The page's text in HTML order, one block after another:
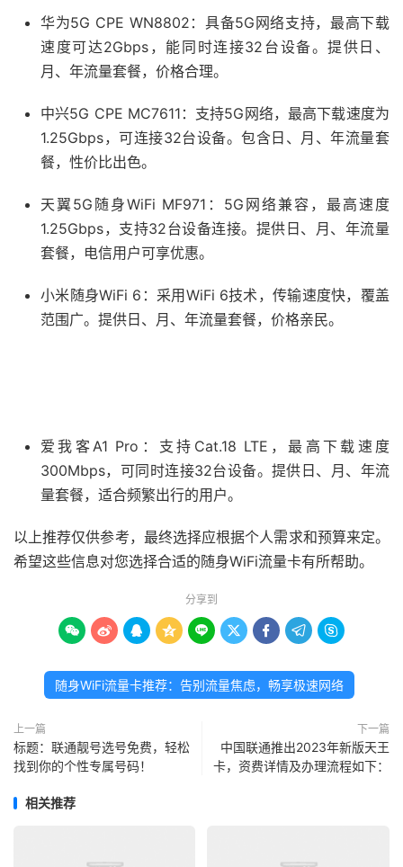
华为5G CPE WN8802：具备5G网络支持，最高下载
速度可达2Gbps，能同时连接32台设备。提供日、
月、年流量套餐，价格合理。
中兴5G CPE MC7611：支持5G网络，最高下载速度为
1.25Gbps，可连接32台设备。包含日、月、年流量套
餐，性价比出色。
天翼5G随身WiFi MF971：5G网络兼容，最高速度
1.25Gbps，支持32台设备连接。提供日、月、年流量
套餐，电信用户可享优惠。
小米随身WiFi 6：采用WiFi 6技术，传输速度快，覆盖
范围广。提供日、月、年流量套餐，价格亲民。
爱我客A1 Pro：支持Cat.18 LTE，最高下载速度
300Mbps，可同时连接32台设备。提供日、月、年流
量套餐，适合频繁出行的用户。
以上推荐仅供参考，最终选择应根据个人需求和预算来定。
希望这些信息对您选择合适的随身WiFi流量卡有所帮助。
分享到
        
随身WiFi流量卡推荐：告别流量焦虑，畅享极速网络
上一篇
标题：联通靓号选号免费，轻松
找到你的个性专属号码！
下一篇
中国联通推出2023年新版天王
卡，资费详情及办理流程如下：
相关推荐